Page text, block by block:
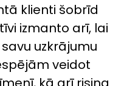
klienti šobrīd
izmanto arī, lai
uzkrājumu
veidot